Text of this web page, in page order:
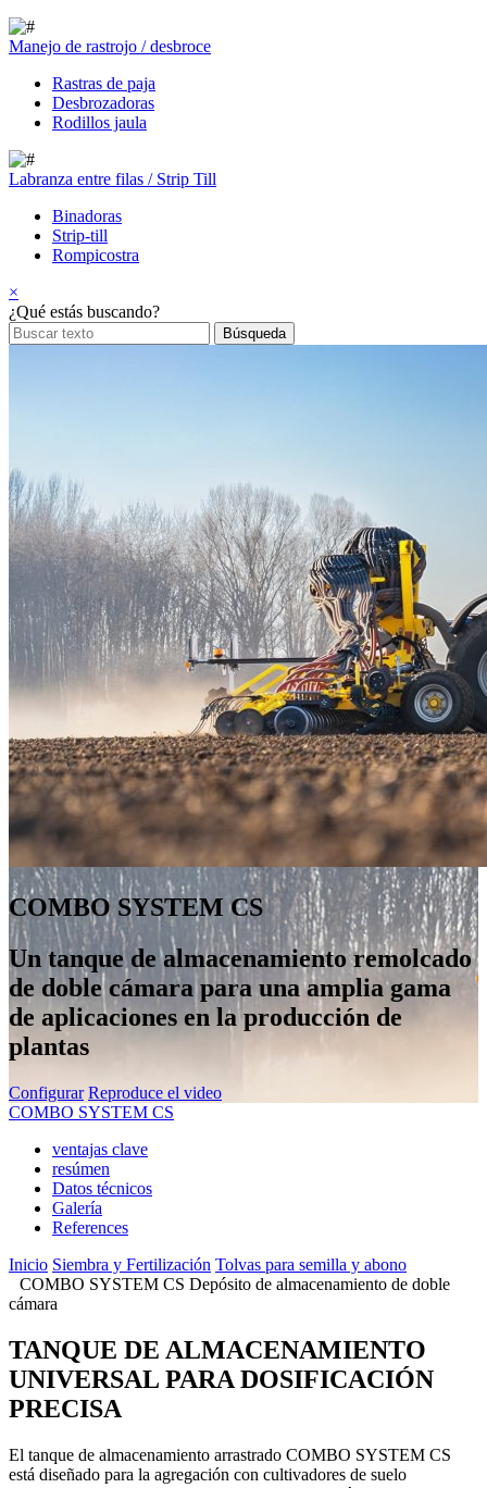
Manejo de rastrojo / desbroce
Rastras de paja
Desbrozadoras
Rodillos jaula
Labranza entre filas / Strip Till
Binadoras
Strip-till
Rompicostra
×
¿Qué estás buscando?
COMBO SYSTEM CS
Un tanque de almacenamiento remolcado
de doble cámara para una amplia gama
de aplicaciones en la producción de
plantas
Configurar Reproduce el video
COMBO SYSTEM CS
ventajas clave
resúmen
Datos técnicos
Galería
References
Inicio Siembra y Fertilización Tolvas para semilla y abono
COMBO SYSTEM CS Depósito de almacenamiento de doble
cámara
TANQUE DE ALMACENAMIENTO
UNIVERSAL PARA DOSIFICACIÓN
PRECISA
El tanque de almacenamiento arrastrado COMBO SYSTEM CS
está diseñado para la agregación con cultivadores de suelo